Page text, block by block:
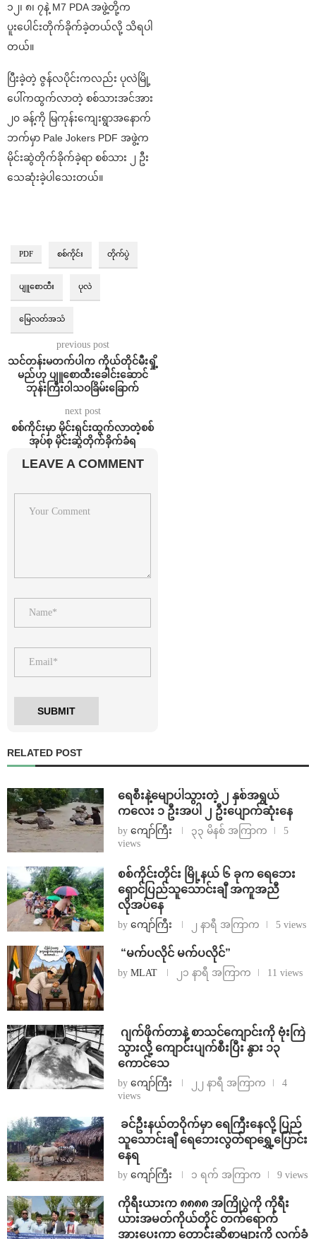
၁၂၊ ၈၊ ၇နဲ့ M7 PDA အဖွဲ့တို့က
ပူးပေါင်းတိုက်ခိုက်ခဲ့တယ်လို့ သိရပါ
တယ်။
ပြီးခဲ့တဲ့ ဇွန်လပိုင်းကလည်း ပုလဲမြို့
ပေါ်ကထွက်လာတဲ့ စစ်သားအင်အား
၂၀ ခန့်ကို မြကုန်းကျေးရွာအနောက်
ဘက်မှာ Pale Jokers PDF အဖွဲ့က
မိုင်းဆွဲတိုက်ခိုက်ခဲ့ရာ စစ်သား ၂ ဦး
သေဆုံးခဲ့ပါသေးတယ်။
PDF စစ်ကိုင်း တိုက်ပွဲ
ပျူစောထီး ပုလဲ
မြေလတ်အသံ
previous post
သင်တန်းမတက်ပါက ကိုယ်တိုင်မီးရှို့
မည်ဟု ပျူစောထီးခေါင်းဆောင်
ဘုန်းကြီးဝါသဝခြိမ်းခြောက်
next post
စစ်ကိုင်းမှာ မိုင်းရှင်းထွက်လာတဲ့စစ်
အုပ်စု မိုင်းဆွဲတိုက်ခိုက်ခံရ
LEAVE A COMMENT
RELATED POST
ရေစီးနဲ့မျောပါသွားတဲ့ ၂ နှစ်အရွယ်
ကလေး ၁ ဦးအပါ ၂ ဦးပျောက်ဆုံးနေ
by ကျော်ကြီး ၃၃ မိနစ် အကြာက
5
views
စစ်ကိုင်းတိုင်း မြို့နယ် ၆ ခုက ရေဘေး
ရှောင်ပြည်သူသောင်းချီ အကူအညီ
လိုအပ်နေ
by ကျော်ကြီး ၂ နာရီ အကြာက 5 views
⁨ ⁨“မက်ပလိုင် မက်ပလိုင်”
by MLAT ၂၁ နာရီ အကြာက 11 views
⁨⁩ ⁨ဂျက်ဖိုက်တာနဲ့ စာသင်ကျောင်းကို ဗုံးကြဲ
သွားလို့ ကျောင်းပျက်စီးပြီး နွား ၁၃
ကောင်သေ
by ကျော်ကြီး ၂၂ နာရီ အကြာက
4
views
⁩ ⁨ခင်ဦးနယ်တဝိုက်မှာ ရေကြီးနေလို့ ပြည်
သူသောင်းချီ ရေဘေးလွတ်ရာရွှေ့ပြောင်း
နေရ
by ကျော်ကြီး ၁ ရက် အကြာက 9 views
ကိုရီးယားက ၈၈၈၈ အကြိုပွဲကို ကိုရီး
ယားအမတ်ကိုယ်တိုင် တက်ရောက်
အားပေးကာ တောင်းဆိုစာများကို လက်ခံ